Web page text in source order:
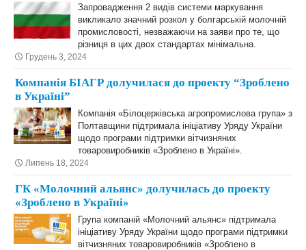
Запровадження 2 видів системи маркування
викликало значний розкол у болгарській молочній
промисловості, незважаючи на заяви про те, що
різниця в цих двох стандартах мінімальна.
Грудень 3, 2024
Компанія БІАГР долучилася до проекту “Зроблено
в Україні”
Компанія «Білоцерківська агропромислова група» з
Полтавщини підтримала ініціативу Уряду України
щодо програми підтримки вітчизняних
товаровиробників «Зроблено в Україні».
Липень 18, 2024
ГК «Молочний альянс» долучилась до проекту
«Зроблено в Україні»
Група компаній «Молочний альянс» підтримала
ініціативу Уряду України щодо програми підтримки
вітчизняних товаровиробників «Зроблено в